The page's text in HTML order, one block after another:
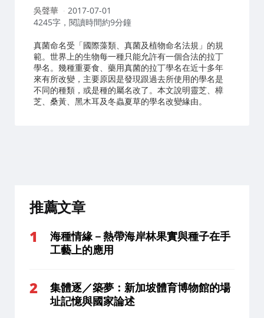
作
者：
吳聲華
2017-07-01
4245字，閱讀時間約9分鐘
真菌命名受「國際藻類、真菌及植物命名法規」的規
範。世界上的生物每一種只能允許有一個合法的拉丁
學名。幾種重要食、藥用真菌的拉丁學名在近十多年
來有所改變，主要原因是發現跟過去所使用的學名是
不同的種類，或是種的屬名改了。本文說明靈芝、樟
芝、桑黃、黑木耳及冬蟲夏草的學名改變緣由。
推薦文章
海種情緣－熱帶海岸林果實與種子在手
工藝上的應用
集體逐／築夢：新加坡體育博物館的場
址記憶與國家論述